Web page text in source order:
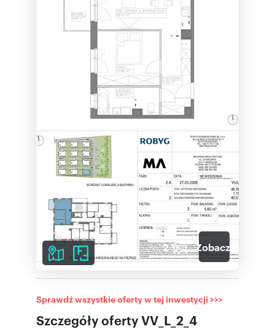
2 Zobacz galerię
Szczegóły oferty VV_L_2_4
Sprawdź wszystkie oferty w tej inwestycji >>>